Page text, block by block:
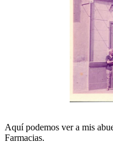
Aquí podemos ver a mis
Farmacias.